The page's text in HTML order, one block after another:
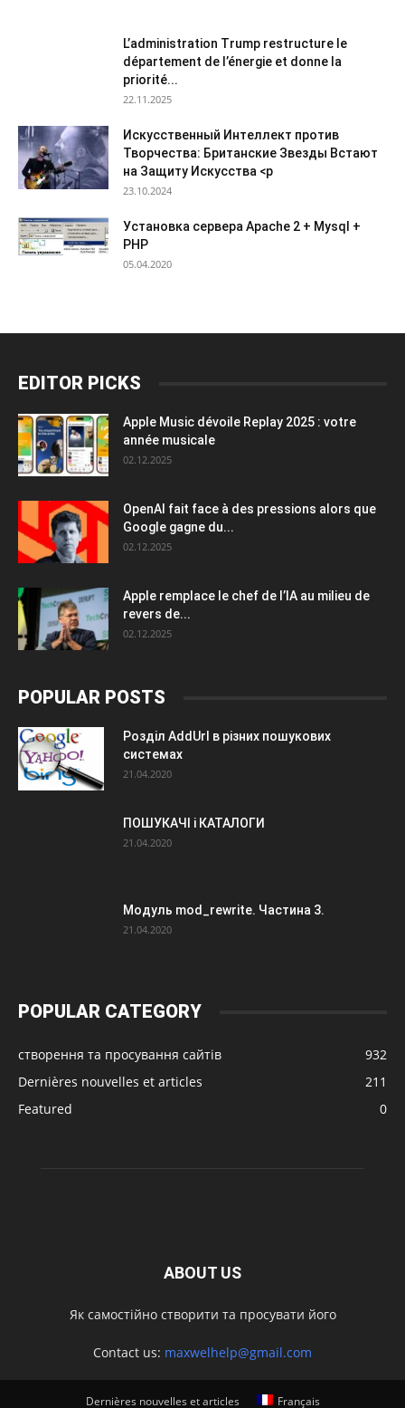
L’administration Trump restructure le
département de l’énergie et donne la
priorité...
22.11.2025
Искусственный Интеллект против
Творчества: Британские Звезды Встают
на Защиту Искусства <p
23.10.2024
Установка сервера Apache 2 + Mysql +
PHP
05.04.2020
EDITOR PICKS
Apple Music dévoile Replay 2025 : votre
année musicale
02.12.2025
OpenAI fait face à des pressions alors que
Google gagne du...
02.12.2025
Apple remplace le chef de l’IA au milieu de
revers de...
02.12.2025
POPULAR POSTS
Розділ AddUrl в різних пошукових
системах
21.04.2020
ПОШУКАЧІ і КАТАЛОГИ
21.04.2020
Модуль mod_rewrite. Частина 3.
21.04.2020
POPULAR CATEGORY
створення та просування сайтів
932
Dernières nouvelles et articles
211
Featured
0
ABOUT US
Як самостійно створити та просувати його
Contact us: maxwelhelp@gmail.com
Dernières nouvelles et articles Français